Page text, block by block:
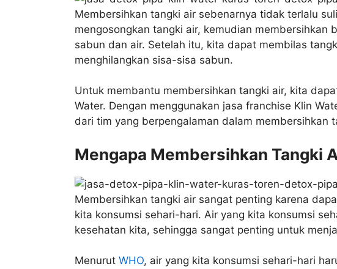
Membersihkan tangki air sebenarnya tidak terlalu
mengosongkan tangki air, kemudian membersihkan
sabun dan air. Setelah itu, kita dapat membilas
menghilangkan sisa-sisa sabun.
Untuk membantu membersihkan tangki air, kita
Water. Dengan menggunakan jasa franchise Klin
dari tim yang berpengalaman dalam membersihkan
Mengapa Membersihkan Tangki
Membersihkan tangki air sangat penting karena
kita konsumsi sehari-hari. Air yang kita konsumsi
kesehatan kita, sehingga sangat penting untuk
Menurut WHO, air yang kita konsumsi sehari-hari